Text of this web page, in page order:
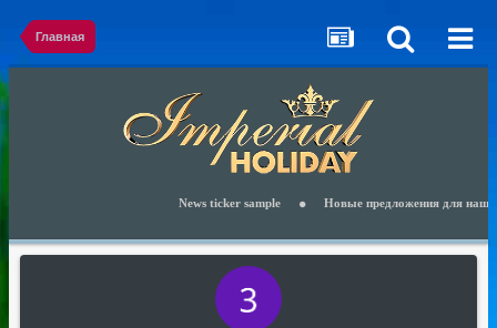
Главная
News ticker sample Новые предложения для наших